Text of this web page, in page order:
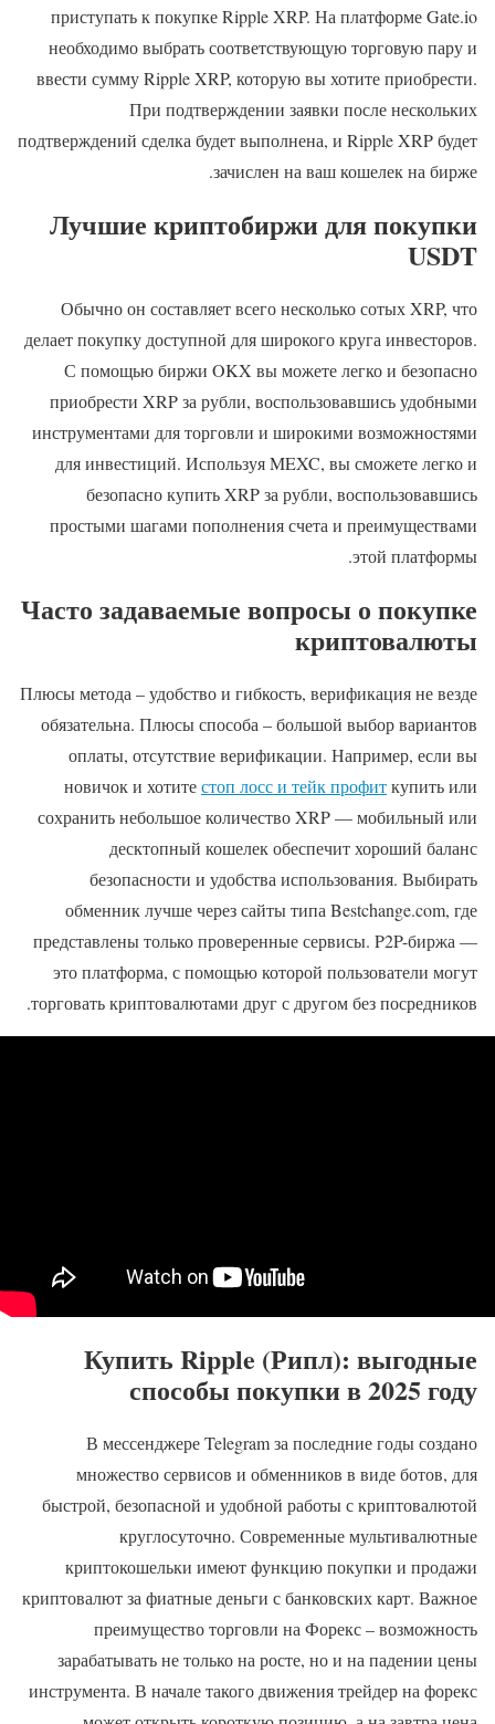
приступать к покупке Ripple XRP. На платформе Gate.io
необходимо выбрать соответствующую торговую пару и
ввести сумму Ripple XRP, которую вы хотите приобрести.
При подтверждении заявки после нескольких
подтверждений сделка будет выполнена, и Ripple XRP будет
зачислен на ваш кошелек на бирже.
Лучшие криптобиржи для покупки
USDT
Обычно он составляет всего несколько сотых XRP, что
делает покупку доступной для широкого круга инвесторов.
С помощью биржи OKX вы можете легко и безопасно
приобрести XRP за рубли, воспользовавшись удобными
инструментами для торговли и широкими возможностями
для инвестиций. Используя MEXC, вы сможете легко и
безопасно купить XRP за рубли, воспользовавшись
простыми шагами пополнения счета и преимуществами
этой платформы.
Часто задаваемые вопросы о покупке
криптовалюты
Плюсы метода – удобство и гибкость, верификация не везде
обязательна. Плюсы способа – большой выбор вариантов
оплаты, отсутствие верификации. Например, если вы
новичок и хотитестоп лосс и тейк профиткупить или
сохранить небольшое количество XRP — мобильный или
десктопный кошелек обеспечит хороший баланс
безопасности и удобства использования. Выбирать
обменник лучше через сайты типа Bestchange.com, где
представлены только проверенные сервисы. P2P-биржа —
это платформа, с помощью которой пользователи могут
торговать криптовалютами друг с другом без посредников.
Купить Ripple (Рипл): выгодные
способы покупки в 2025 году
В мессенджере Telegram за последние годы создано
множество сервисов и обменников в виде ботов, для
быстрой, безопасной и удобной работы с криптовалютой
круглосуточно. Современные мультивалютные
криптокошельки имеют функцию покупки и продажи
криптовалют за фиатные деньги с банковских карт. Важное
преимущество торговли на Форекс – возможность
зарабатывать не только на росте, но и на падении цены
инструмента. В начале такого движения трейдер на форекс